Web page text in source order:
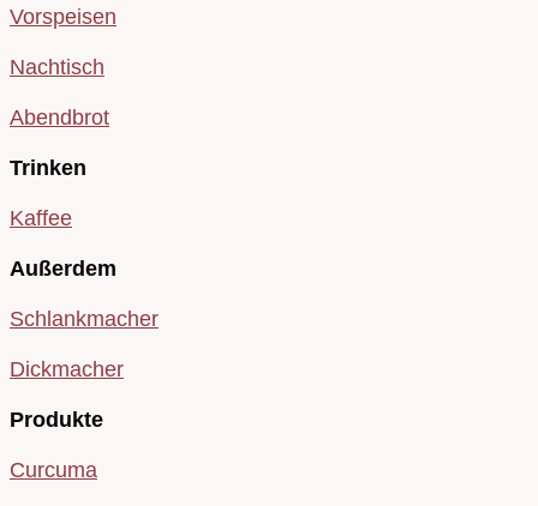
Vorspeisen
Nachtisch
Abendbrot
Trinken
Kaffee
Außerdem
Schlankmacher
Dickmacher
Produkte
Curcuma